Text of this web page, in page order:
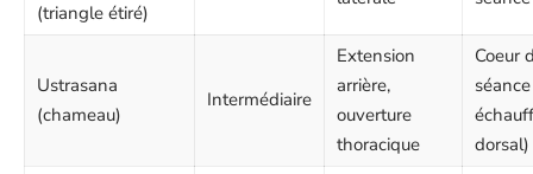
(triangle étiré)
Ustrasana
(chameau)
Intermédiaire
Extension
arrière,
ouverture
thoracique
Coeur
dorsal)